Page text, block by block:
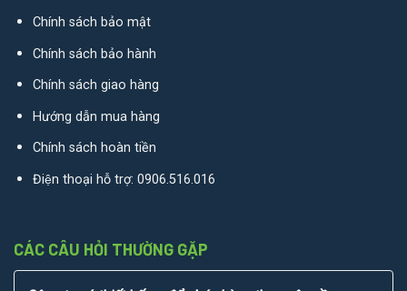
Chính sách bảo mật
Chính sách bảo hành
Chính sách giao hàng
Hướng dẫn mua hàng
Chính sách hoàn tiền
Điện thoại hỗ trợ: 0906.516.016
CÁC CÂU HỎI THƯỜNG GẶP